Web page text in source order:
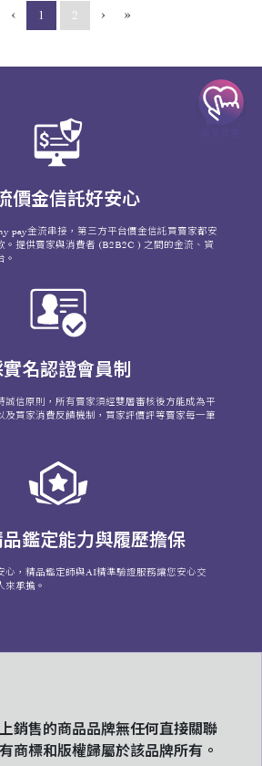
‹ 1 (current)
2 › »
價金信託好安心
pay金流串接，第三方平台價金信託買賣家都安
。提供賣家與消費者 (B2B2C ) 之間的金流、資
。
名認證會員制
誠信原則，所有賣家須經雙層審核後方能成為平
及買家消費反饋機制，買家評價評等賣家每一筆
鑑定能力與履歷擔保
心，精品鑑定師與AI精準驗證服務讓您安心交
來承擔。
銷售的商品品牌無任何直接關聯
商標和版權歸屬於該品牌所有。